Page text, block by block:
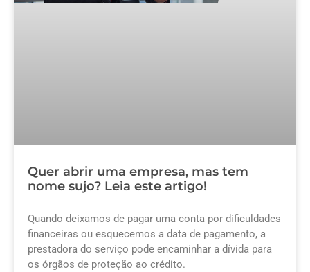
Quer abrir uma empresa, mas tem
nome sujo? Leia este artigo!
Quando deixamos de pagar uma conta por dificuldades
financeiras ou esquecemos a data de pagamento, a
prestadora do serviço pode encaminhar a dívida para
os órgãos de proteção ao crédito.